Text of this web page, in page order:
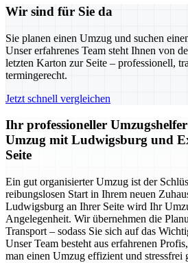
Wir sind für Sie da
Sie planen einen Umzug und suchen
Unser erfahrenes Team steht Ihnen von
letzten Karton zur Seite – professionell,
termingerecht.
Jetzt schnell vergleichen
Ihr professioneller
Umzug mit Ludwigsburg und
Seite
Ein gut organisierter Umzug ist der
reibungslosen Start in Ihrem neuen
Ludwigsburg an Ihrer Seite wird Ihr
Angelegenheit. Wir übernehmen die
Transport – sodass Sie sich auf das
Unser Team besteht aus erfahrenen
man einen Umzug effizient und stressfrei